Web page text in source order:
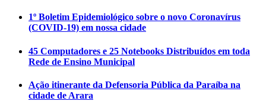
1º Boletim Epidemiológico sobre o novo Coronavírus
(COVID-19) em nossa cidade
45 Computadores e 25 Notebooks Distribuídos em toda
Rede de Ensino Municipal
Ação itinerante da Defensoria Pública da Paraíba na
cidade de Arara